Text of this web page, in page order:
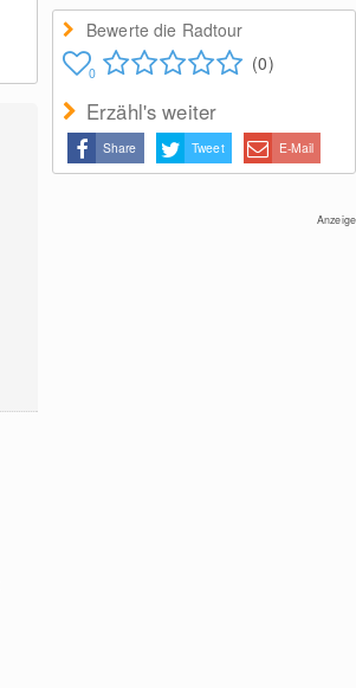
Bewerte die Radtour
0 (0)
Erzähl's weiter
Share Tweet E-Mail
Anzeige